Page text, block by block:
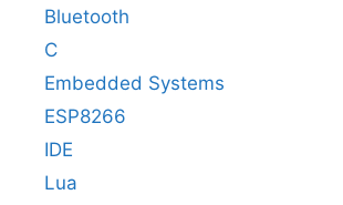
Bluetooth
C
Embedded Systems
ESP8266
IDE
Lua